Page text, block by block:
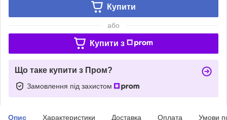
Купити
або
Купити з
Що таке купити з Пром?
Замовлення під захистом
Опис Характеристики Доставка Оплата Умови